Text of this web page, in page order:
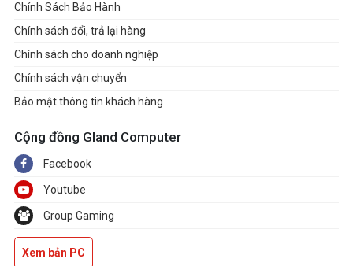
Chính Sách Bảo Hành
Chính sách đổi, trả lại hàng
Chính sách cho doanh nghiệp
Chính sách vận chuyển
Bảo mật thông tin khách hàng
Cộng đồng Gland Computer
Facebook
Youtube
Group Gaming
Xem bản PC